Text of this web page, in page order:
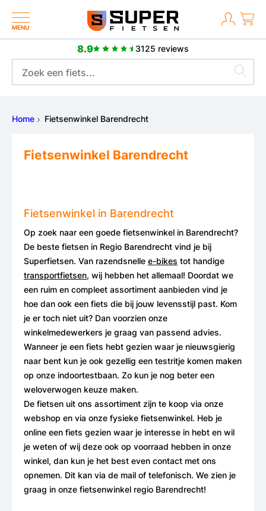
MENU
8.9 3125 reviews
Home Fietsenwinkel Barendrecht
Fietsenwinkel Barendrecht
Fietsenwinkel in Barendrecht
Op zoek naar een goede fietsenwinkel in Barendrecht?
De beste fietsen in Regio Barendrecht vind je bij
Superfietsen. Van razendsnelle e-bikes tot handige
transportfietsen, wij hebben het allemaal! Doordat we
een ruim en compleet assortiment aanbieden vind je
hoe dan ook een fiets die bij jouw levensstijl past. Kom
je er toch niet uit? Dan voorzien onze
winkelmedewerkers je graag van passend advies.
Wanneer je een fiets hebt gezien waar je nieuwsgierig
naar bent kun je ook gezellig een testritje komen maken
op onze indoortestbaan. Zo kun je nog beter een
weloverwogen keuze maken.
De fietsen uit ons assortiment zijn te koop via onze
webshop en via onze fysieke fietsenwinkel. Heb je
online een fiets gezien waar je interesse in hebt en wil
je weten of wij deze ook op voorraad hebben in onze
winkel, dan kun je het best even contact met ons
opnemen. Dit kan via de mail of telefonisch. We zien je
graag in onze fietsenwinkel regio Barendrecht!